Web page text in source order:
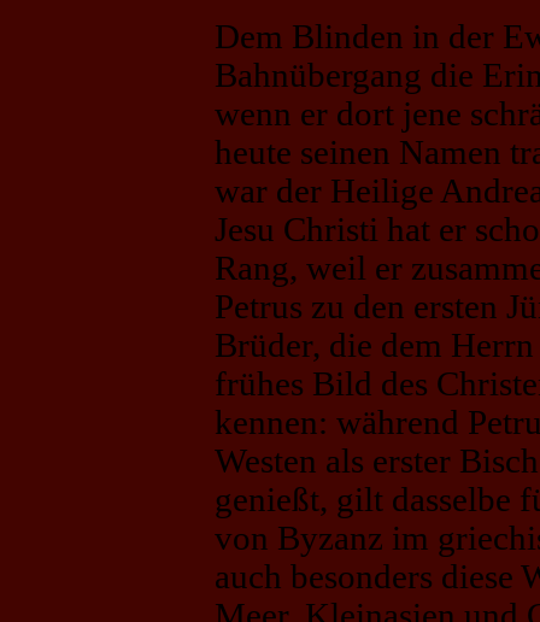
Dem Blinden in der
Bahnübergang die
wenn er dort jene
heute seinen Namen
war der Heilige
Jesu Christi hat er
Rang, weil er
Petrus zu den ersten
Brüder, die dem
frühes Bild des
kennen: während
Westen als erster
genießt, gilt dasselbe
von Byzanz im
auch besonders diese